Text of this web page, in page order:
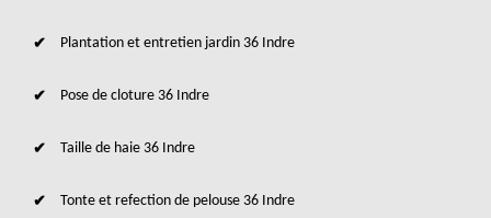
Plantation et entretien jardin 36 Indre
Pose de cloture 36 Indre
Taille de haie 36 Indre
Tonte et refection de pelouse 36 Indre